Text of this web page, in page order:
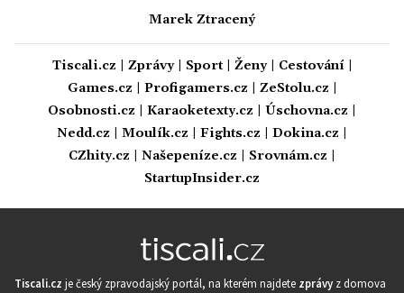
Marek Ztracený
Tiscali.cz Zprávy| Sport| Ženy| Cestování|
Games.cz
Profigamers.cz ZeStolu.cz
Osobnosti.cz
Karaoketexty.cz Úschovna.cz
Nedd.cz
Moulík.cz Fights.cz Dokina.cz
CZhity.cz
Našepeníze.cz Srovnám.cz
StartupInsider.cz
Tiscali.cz je český zpravodajský portál, na kterém najdete zprávy z domova